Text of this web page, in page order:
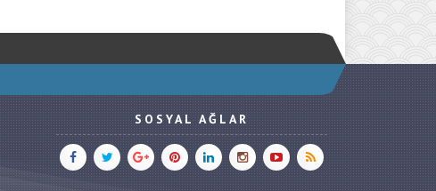
SOSYAL AĞLAR